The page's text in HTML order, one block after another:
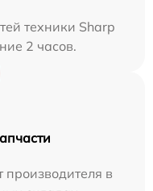
техники Sharp
2 часов.
производителя в